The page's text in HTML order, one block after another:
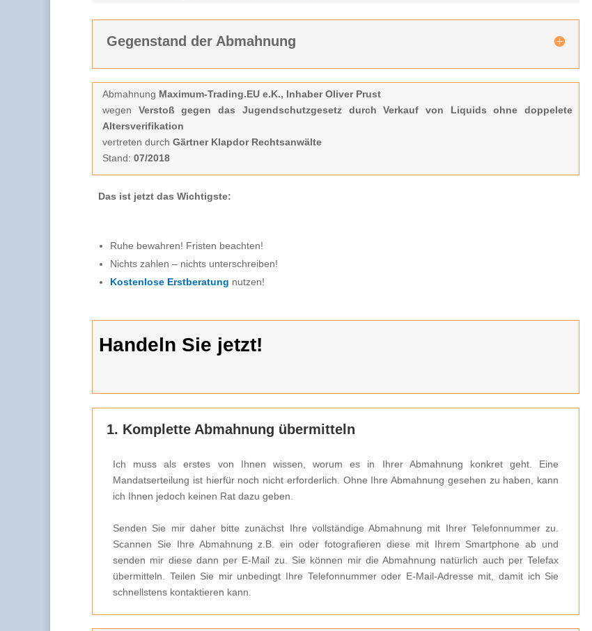
Gegenstand der Abmahnung
Abmahnung Maximum-Trading.EU e.K., Inhaber Oliver Prust
wegen Verstoß gegen das Jugendschutzgesetz durch Verkauf von Liquids ohne doppelete
Altersverifikation
vertreten durch Gärtner Klapdor Rechtsanwälte
Stand: 07/2018
Das ist jetzt das Wichtigste:
Ruhe bewahren! Fristen beachten!
Nichts zahlen – nichts unterschreiben!
Kostenlose Erstberatung nutzen!
Handeln Sie jetzt!
1. Komplette Abmahnung übermitteln
Ich muss als erstes von Ihnen wissen, worum es in Ihrer Abmahnung konkret geht. Eine
Mandatserteilung ist hierfür noch nicht erforderlich. Ohne Ihre Abmahnung gesehen zu haben, kann
ich Ihnen jedoch keinen Rat dazu geben.
Senden Sie mir daher bitte zunächst Ihre vollständige Abmahnung mit Ihrer Telefonnummer zu.
Scannen Sie Ihre Abmahnung z.B. ein oder fotografieren diese mit Ihrem Smartphone ab und
senden mir diese dann per E-Mail zu. Sie können mir die Abmahnung natürlich auch per Telefax
übermitteln. Teilen Sie mir unbedingt Ihre Telefonnummer oder E-Mail-Adresse mit, damit ich Sie
schnellstens kontaktieren kann.